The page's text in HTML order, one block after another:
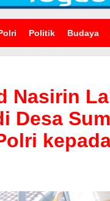
Politik Budaya
Nasirin
Desa